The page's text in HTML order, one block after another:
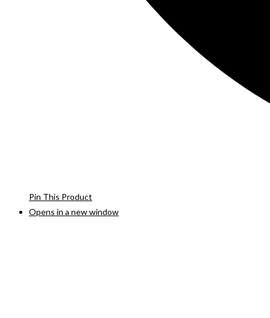
Pin This Product
Opens in a new window